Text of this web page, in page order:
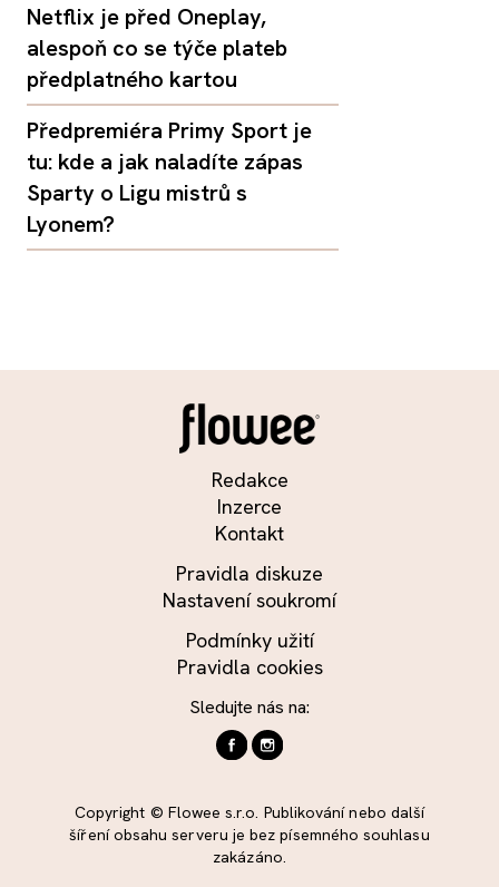
Netflix je před Oneplay,
alespoň co se týče plateb
předplatného kartou
Předpremiéra Primy Sport je
tu: kde a jak naladíte zápas
Sparty o Ligu mistrů s
Lyonem?
Redakce
Inzerce
Kontakt
Pravidla diskuze
Nastavení soukromí
Podmínky užití
Pravidla cookies
Sledujte nás na:
Copyright © Flowee s.r.o. Publikování nebo další
šíření obsahu serveru je bez písemného souhlasu
zakázáno.